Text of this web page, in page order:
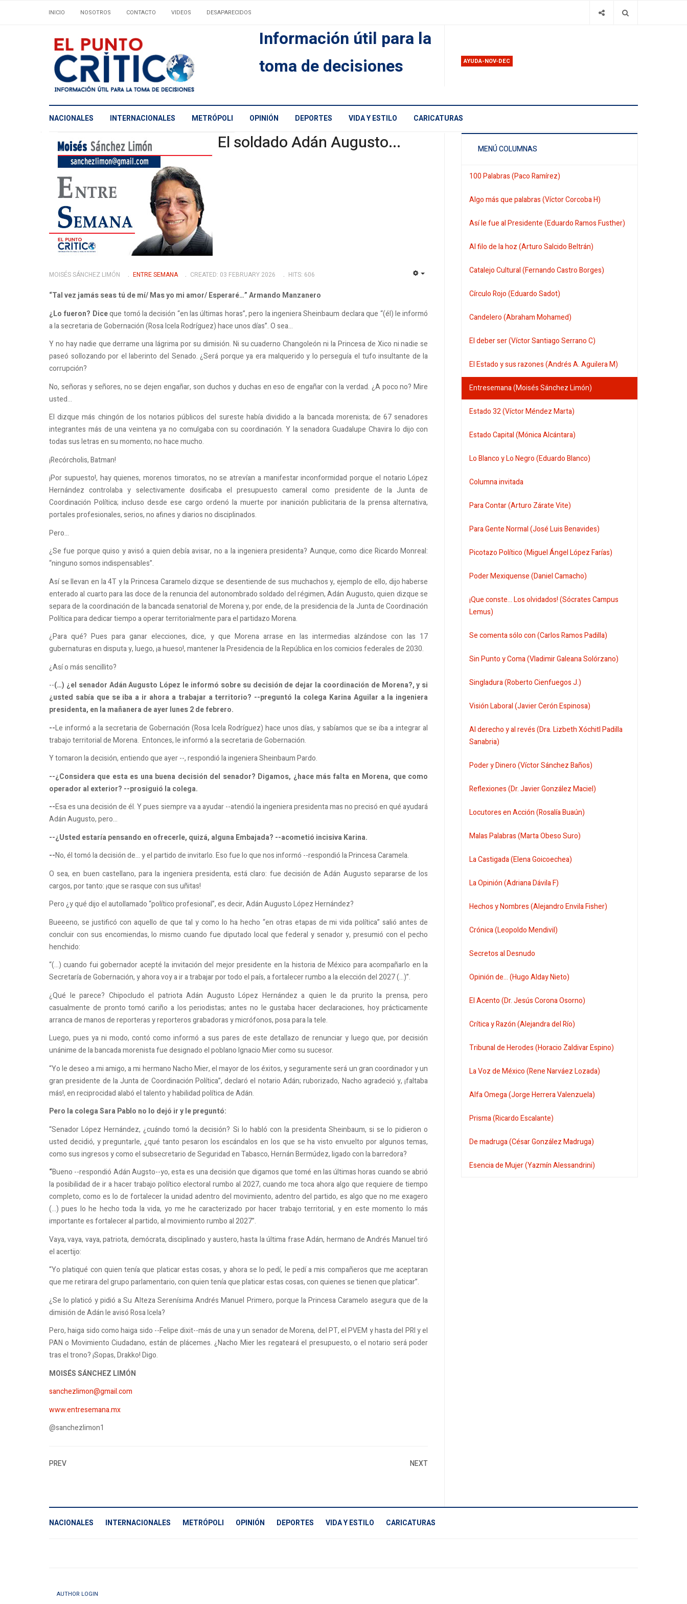
INICIO NOSOTROS CONTACTO VIDEOS DESAPARECIDOS
Información útil para la
toma de decisiones
AYUDA-NOV-DEC
NACIONALES INTERNACIONALES METRÓPOLI OPINIÓN DEPORTES VIDA Y ESTILO CARICATURAS
El soldado Adán Augusto...
MOISÉS SÁNCHEZ LIMÓN ENTRE SEMANA CREATED: 03 FEBRUARY 2026 HITS: 606
“Tal vez jamás seas tú de mí/ Mas yo mi amor/ Esperaré…” Armando Manzanero
¿Lo fueron? Diceque tomó la decisión “en las últimas horas”, pero la ingeniera Sheinbaum declara que “(él) le informó
a la secretaria de Gobernación (Rosa Icela Rodríguez) hace unos días”. O sea…
Y no hay nadie que derrame una lágrima por su dimisión. Ni su cuaderno Changoleón ni la Princesa de Xico ni nadie se
paseó sollozando por el laberinto del Senado. ¿Será porque ya era malquerido y lo perseguía el tufo insultante de la
corrupción?
No, señoras y señores, no se dejen engañar, son duchos y duchas en eso de engañar con la verdad. ¿A poco no? Mire
usted…
El dizque más chingón de los notarios públicos del sureste había dividido a la bancada morenista; de 67 senadores
integrantes más de una veintena ya no comulgaba con su coordinación. Y la senadora Guadalupe Chavira lo dijo con
todas sus letras en su momento; no hace mucho.
¡Recórcholis, Batman!
¡Por supuesto!, hay quienes, morenos timoratos, no se atrevían a manifestar inconformidad porque el notario López
Hernández controlaba y selectivamente dosificaba el presupuesto cameral como presidente de la Junta de
Coordinación Política; incluso desde ese cargo ordenó la muerte por inanición publicitaria de la prensa alternativa,
portales profesionales, serios, no afines y diarios no disciplinados.
Pero…
¿Se fue porque quiso y avisó a quien debía avisar, no a la ingeniera presidenta? Aunque, como dice Ricardo Monreal:
“ninguno somos indispensables”.
Así se llevan en la 4T y la Princesa Caramelo dizque se desentiende de sus muchachos y, ejemplo de ello, dijo haberse
enterado al cuarto para las doce de la renuncia del autonombrado soldado del régimen, Adán Augusto, quien dizque se
separa de la coordinación de la bancada senatorial de Morena y, por ende, de la presidencia de la Junta de Coordinación
Política para dedicar tiempo a operar territorialmente para el partidazo Morena.
¿Para qué? Pues para ganar elecciones, dice, y que Morena arrase en las intermedias alzándose con las 17
gubernaturas en disputa y, luego, ¡a hueso!, mantener la Presidencia de la República en los comicios federales de 2030.
¿Así o más sencillito?
--(…) ¿el senador Adán Augusto López le informó sobre su decisión de dejar la coordinación de Morena?, y si
¿usted sabía que se iba a ir ahora a trabajar a territorio? --preguntó la colega Karina Aguilar a la ingeniera
presidenta, en la mañanera de ayer lunes 2 de febrero.
--Le informó a la secretaria de Gobernación (Rosa Icela Rodríguez) hace unos días, y sabíamos que se iba a integrar al
trabajo territorial de Morena. Entonces, le informó a la secretaria de Gobernación.
Y tomaron la decisión, entiendo que ayer --, respondió la ingeniera Sheinbaum Pardo.
--¿Considera que esta es una buena decisión del senador? Digamos, ¿hace más falta en Morena, que como
operador al exterior? --prosiguió la colega.
--Esa es una decisión de él. Y pues siempre va a ayudar --atendió la ingeniera presidenta mas no precisó en qué ayudará
Adán Augusto, pero...
--¿Usted estaría pensando en ofrecerle, quizá, alguna Embajada? --acometió incisiva Karina.
--No, él tomó la decisión de… y el partido de invitarlo. Eso fue lo que nos informó --respondió la Princesa Caramela.
O sea, en buen castellano, para la ingeniera presidenta, está claro: fue decisión de Adán Augusto separarse de los
cargos, por tanto: ¡que se rasque con sus uñitas!
Pero ¿y qué dijo el autollamado “político profesional”, es decir, Adán Augusto López Hernández?
Bueeeno, se justificó con aquello de que tal y como lo ha hecho “en otras etapas de mi vida política” salió antes de
concluir con sus encomiendas, lo mismo cuando fue diputado local que federal y senador y, presumió con el pecho
henchido:
“(…) cuando fui gobernador acepté la invitación del mejor presidente en la historia de México para acompañarlo en la
Secretaría de Gobernación, y ahora voy a ir a trabajar por todo el país, a fortalecer rumbo a la elección del 2027 (…)”.
¿Qué le parece? Chipocludo el patriota Adán Augusto López Hernández a quien le da prurito la prensa, pero
casualmente de pronto tomó cariño a los periodistas; antes no le gustaba hacer declaraciones, hoy prácticamente
arranca de manos de reporteras y reporteros grabadoras y micrófonos, posa para la tele.
Luego, pues ya ni modo, contó como informó a sus pares de este detallazo de renunciar y luego que, por decisión
unánime de la bancada morenista fue designado el poblano Ignacio Mier como su sucesor.
“Yo le deseo a mi amigo, a mi hermano Nacho Mier, el mayor de los éxitos, y seguramente será un gran coordinador y un
gran presidente de la Junta de Coordinación Política”, declaró el notario Adán; ruborizado, Nacho agradeció y, ¡faltaba
más!, en reciprocidad alabó el talento y habilidad política de Adán.
Pero la colega Sara Pablo no lo dejó ir y le preguntó:
“Senador López Hernández, ¿cuándo tomó la decisión? Si lo habló con la presidenta Sheinbaum, si se lo pidieron o
usted decidió, y preguntarle, ¿qué tanto pesaron los escándalos en los que se ha visto envuelto por algunos temas,
como sus ingresos y como el subsecretario de Seguridad en Tabasco, Hernán Bermúdez, ligado con la barredora?
“Bueno --respondió Adán Augsto--yo, esta es una decisión que digamos que tomé en las últimas horas cuando se abrió
la posibilidad de ir a hacer trabajo político electoral rumbo al 2027, cuando me toca ahora algo que requiere de tiempo
completo, como es lo de fortalecer la unidad adentro del movimiento, adentro del partido, es algo que no me exagero
(…) pues lo he hecho toda la vida, yo me he caracterizado por hacer trabajo territorial, y en este momento lo más
importante es fortalecer al partido, al movimiento rumbo al 2027”.
Vaya, vaya, vaya, patriota, demócrata, disciplinado y austero, hasta la última frase Adán, hermano de Andrés Manuel tiró
el acertijo:
“Yo platiqué con quien tenía que platicar estas cosas, y ahora se lo pedí, le pedí a mis compañeros que me aceptaran
que me retirara del grupo parlamentario, con quien tenía que platicar estas cosas, con quienes se tienen que platicar”.
¿Se lo platicó y pidió a Su Alteza Serenísima Andrés Manuel Primero, porque la Princesa Caramelo asegura que de la
dimisión de Adán le avisó Rosa Icela?
Pero, haiga sido como haiga sido --Felipe dixit--más de una y un senador de Morena, del PT, el PVEM y hasta del PRI y el
PAN o Movimiento Ciudadano, están de plácemes. ¿Nacho Mier les regateará el presupuesto, o el notario será poder
tras el trono? ¡Sopas, Drakko! Digo.
MOISÉS SÁNCHEZ LIMÓN
sanchezlimon@gmail.com
www.entresemana.mx
@sanchezlimon1
PREV NEXT
MENÚ COLUMNAS
100 Palabras (Paco Ramírez)
Algo más que palabras (Víctor Corcoba H)
Así le fue al Presidente (Eduardo Ramos Fusther)
Al filo de la hoz (Arturo Salcido Beltrán)
Catalejo Cultural (Fernando Castro Borges)
Círculo Rojo (Eduardo Sadot)
Candelero (Abraham Mohamed)
El deber ser (Víctor Santiago Serrano C)
El Estado y sus razones (Andrés A. Aguilera M)
Entresemana (Moisés Sánchez Limón)
Estado 32 (Víctor Méndez Marta)
Estado Capital (Mónica Alcántara)
Lo Blanco y Lo Negro (Eduardo Blanco)
Columna invitada
Para Contar (Arturo Zárate Vite)
Para Gente Normal (José Luis Benavides)
Picotazo Político (Miguel Ángel López Farías)
Poder Mexiquense (Daniel Camacho)
¡Que conste... Los olvidados! (Sócrates Campus
Lemus)
Se comenta sólo con (Carlos Ramos Padilla)
Sin Punto y Coma (Vladimir Galeana Solórzano)
Singladura (Roberto Cienfuegos J.)
Visión Laboral (Javier Cerón Espinosa)
Al derecho y al revés (Dra. Lizbeth Xóchitl Padilla
Sanabria)
Poder y Dinero (Víctor Sánchez Baños)
Reflexiones (Dr. Javier González Maciel)
Locutores en Acción (Rosalía Buaún)
Malas Palabras (Marta Obeso Suro)
La Castigada (Elena Goicoechea)
La Opinión (Adriana Dávila F)
Hechos y Nombres (Alejandro Envila Fisher)
Crónica (Leopoldo Mendivil)
Secretos al Desnudo
Opinión de... (Hugo Alday Nieto)
El Acento (Dr. Jesús Corona Osorno)
Crítica y Razón (Alejandra del Río)
Tribunal de Herodes (Horacio Zaldivar Espino)
La Voz de México (Rene Narváez Lozada)
Alfa Omega (Jorge Herrera Valenzuela)
Prisma (Ricardo Escalante)
De madruga (César González Madruga)
Esencia de Mujer (Yazmín Alessandrini)
NACIONALES INTERNACIONALES METRÓPOLI OPINIÓN DEPORTES VIDA Y ESTILO CARICATURAS
AUTHOR LOGIN